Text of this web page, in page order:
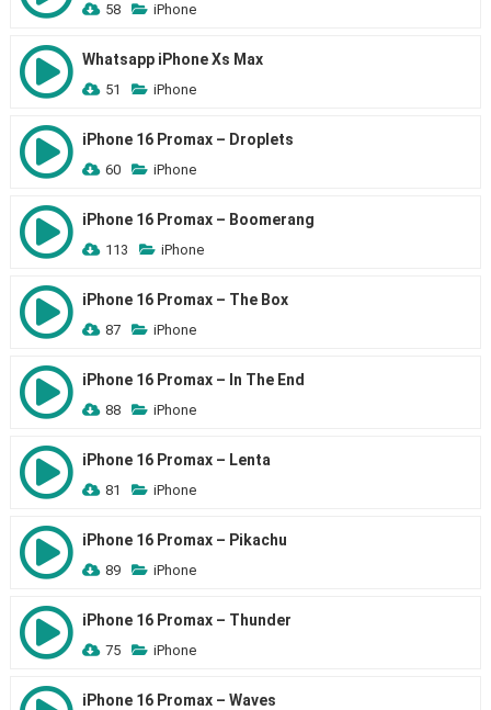
58 iPhone
Whatsapp iPhone Xs Max
51 iPhone
iPhone 16 Promax – Droplets
60 iPhone
iPhone 16 Promax – Boomerang
113 iPhone
iPhone 16 Promax – The Box
87 iPhone
iPhone 16 Promax – In The End
88 iPhone
iPhone 16 Promax – Lenta
81 iPhone
iPhone 16 Promax – Pikachu
89 iPhone
iPhone 16 Promax – Thunder
75 iPhone
iPhone 16 Promax – Waves